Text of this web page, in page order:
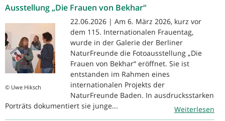
Ausstellung „Die Frauen von Bekhar“
© Uwe Hiksch
22.06.2026 | Am 6. März 2026, kurz vor
dem 115. Internationalen Frauentag,
wurde in der Galerie der Berliner
NaturFreunde die Fotoausstellung „Die
Frauen von Bekhar“ eröffnet. Sie ist
entstanden im Rahmen eines
internationalen Projekts der
NaturFreunde Baden. In ausdrucksstarken
Porträts dokumentiert sie junge...
Weiterlesen